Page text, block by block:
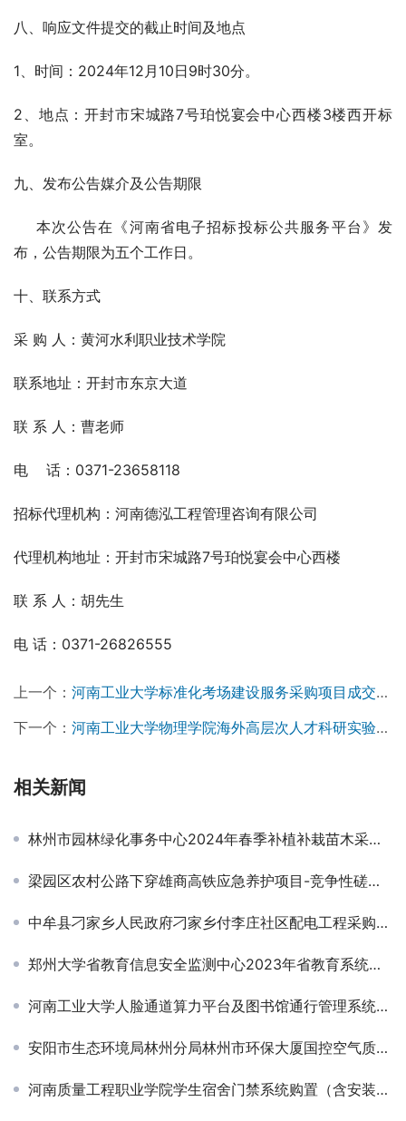
八、响应文件提交的截止时间及地点
1、时间：2024年12月10日9时30分。
2、地点：开封市宋城路7号珀悦宴会中心西楼3楼西开标
室。
九、发布公告媒介及公告期限
本次公告在《河南省电子招标投标公共服务平台》发
布，公告期限为五个工作日。
十、联系方式
采 购 人：黄河水利职业技术学院
联系地址：开封市东京大道
联 系 人：曹老师
电    话：0371-23658118
招标代理机构：河南德泓工程管理咨询有限公司
代理机构地址：开封市宋城路7号珀悦宴会中心西楼
联 系 人：胡先生
电 话：0371-26826555
上一个： 河南工业大学标准化考场建设服务采购项目成交公告
下一个： 河南工业大学物理学院海外高层次人才科研实验室建设项目-竞争性磋商公告
相关新闻
林州市园林绿化事务中心2024年春季补植补栽苗木采购项目成交结果公告
梁园区农村公路下穿雄商高铁应急养护项目-竞争性磋商公告
中牟县刁家乡人民政府刁家乡付李庄社区配电工程采购电力电缆及电缆保护管项目成交公示
郑州大学省教育信息安全监测中心2023年省教育系统攻防演练委托业务采购项目-竞争性磋商公告
河南工业大学人脸通道算力平台及图书馆通行管理系统项目-竞争性磋商公告
安阳市生态环境局林州分局林州市环保大厦国控空气质量监测站采样区周边环境整治规划项目成交结果公告
河南质量工程职业学院学生宿舍门禁系统购置（含安装）项目-公开招标公告